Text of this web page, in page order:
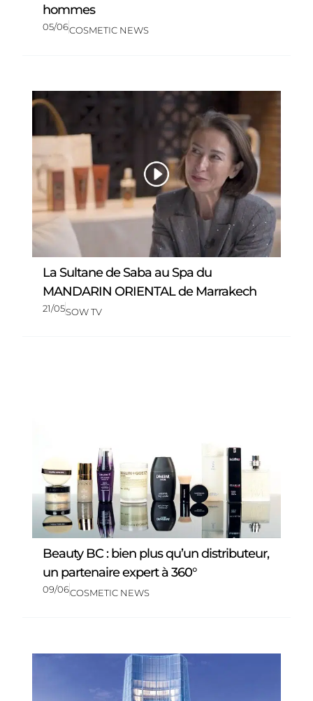
hommes
05/06COSMETIC NEWS
La Sultane de Saba au Spa du
MANDARIN ORIENTAL de Marrakech
21/05SOW TV
Beauty BC : bien plus qu’un distributeur,
un partenaire expert à 360°
09/06COSMETIC NEWS